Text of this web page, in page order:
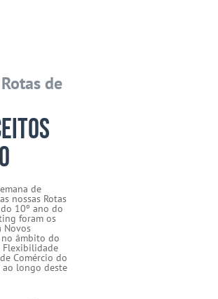
de
de
nossas Rotas
10º ano do
foram os
Novos
no âmbito do
Flexibilidade
Comércio do
longo deste